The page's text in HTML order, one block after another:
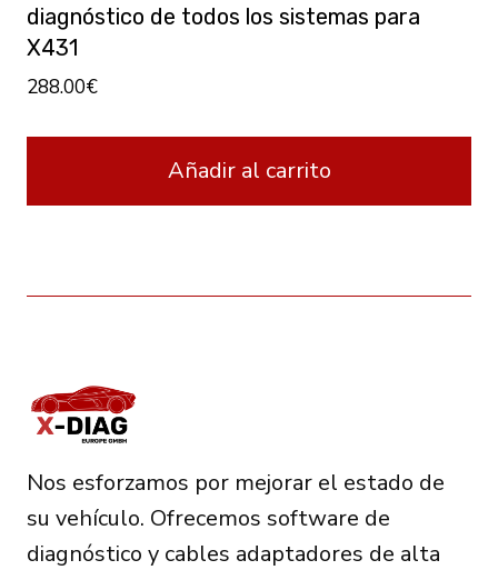
diagnóstico de todos los sistemas para
X431
288.00€
Añadir al carrito
Nos esforzamos por mejorar el estado de
su vehículo. Ofrecemos software de
diagnóstico y cables adaptadores de alta